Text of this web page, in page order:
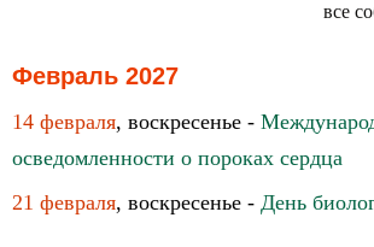
все
Февраль 2027
14 февраля, воскресенье -
осведомленности о пороках сердца
21 февраля, воскресенье - День